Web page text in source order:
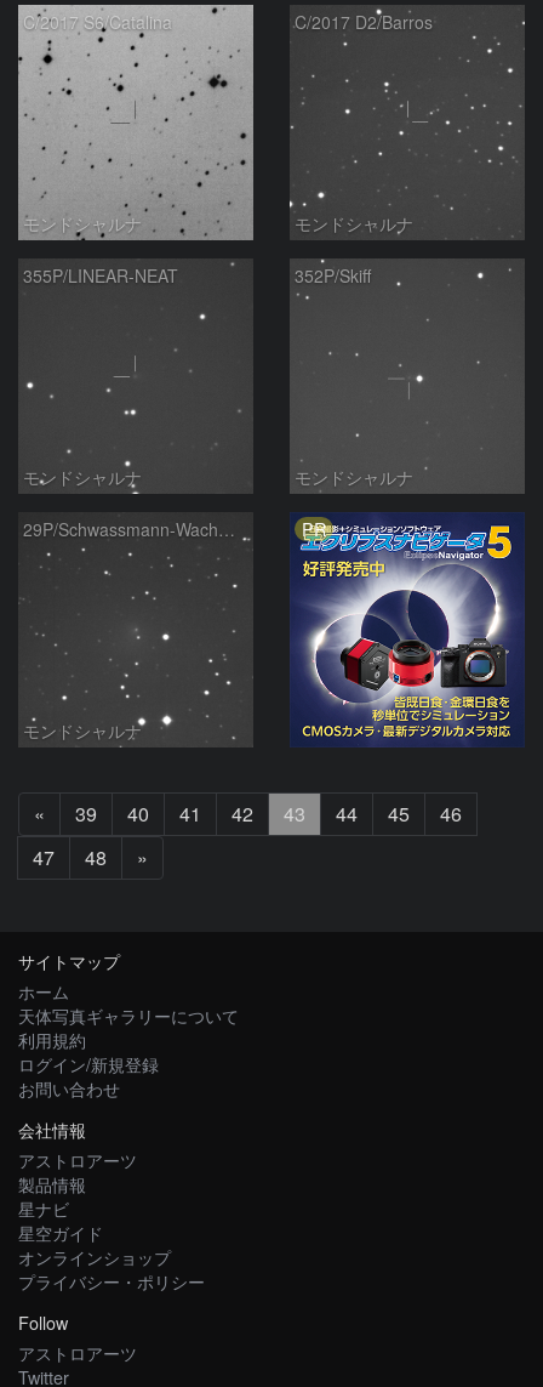
C/2017 S6/Catalina
モンドシャルナ
C/2017 D2/Barros
モンドシャルナ
355P/LINEAR-NEAT
モンドシャルナ
352P/Skiff
モンドシャルナ
29P/Schwassmann-Wachmann
モンドシャルナ
PR
«
へ
39 40 41 42 43 44 45
46
47
48 »
へ
サイトマップ
ホーム
天体写真ギャラリーについて
利用規約
ログイン/新規登録
お問い合わせ
会社情報
アストロアーツ
製品情報
星ナビ
星空ガイド
オンラインショップ
プライバシー・ポリシー
Follow
アストロアーツ
Twitter